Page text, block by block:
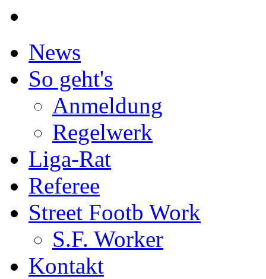
News
So geht's
Anmeldung
Regelwerk
Liga-Rat
Referee
Street Footb Work
S.F. Worker
Kontakt